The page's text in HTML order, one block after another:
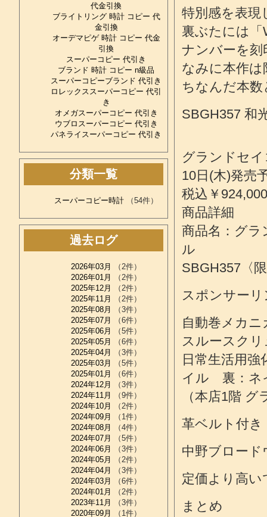
特別感を表
裏ぶたには「
ナンバーを刻
なみに本作は
ちなんだ本
SBGH357 和
グランドセ
10日(木)発売
税込￥924,000
商品詳細
商品名：グ
ル
SBGH357〈
スポンサーリ
自動巻メカ
スルースク
日常生活用
イル 裏：ネ
（本店1階
革ベルト付き
中野ブロー
定価より高い
まとめ
代金引換
ブライトリング 時計 コピー 代
金引換
オーデマピゲ 時計 コピー 代金
引換
スーパーコピー 代引き
ブランド 時計 コピー n級品
スーパーコピーブランド 代引き
ロレックススーパーコピー 代引
き
オメガスーパーコピー 代引き
ウブロスーパーコピー 代引き
パネライスーパーコピー 代引き
分類一覧
スーパーコピー時計 （54件）
過去ログ
2026年03月
（2件）
2026年01月
（2件）
2025年12月
（2件）
2025年11月
（2件）
2025年08月
（3件）
2025年07月
（6件）
2025年06月
（5件）
2025年05月
（6件）
2025年04月
（3件）
2025年03月
（5件）
2025年01月
（6件）
2024年12月
（3件）
2024年11月
（9件）
2024年10月
（2件）
2024年09月
（1件）
2024年08月
（4件）
2024年07月
（5件）
2024年06月
（3件）
2024年05月
（2件）
2024年04月
（3件）
2024年03月
（6件）
2024年01月
（2件）
2023年11月
（3件）
2020年09月
（1件）